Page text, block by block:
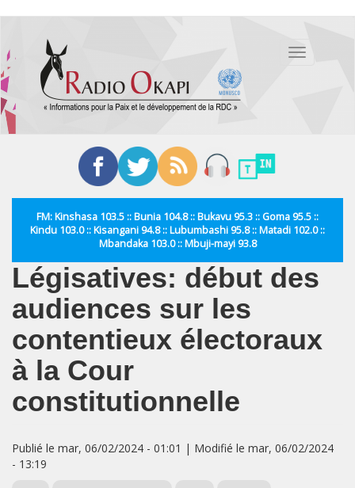
contenu
principal
Toggle
FM: Kinshasa 103.5 :: Bunia 104.8 :: Bukavu 95.3 :: Goma 95.5 ::
Kindu 103.0 :: Kisangani 94.8 :: Lubumbashi 95.8 :: Matadi 102.0 ::
Mbandaka 103.0 :: Mbuji-mayi 93.8
Légisatives: début des
audiences sur les
contentieux électoraux
à la Cour
constitutionnelle
Publié le mar, 06/02/2024 - 01:01 | Modifié le mar, 06/02/2024
- 13:19